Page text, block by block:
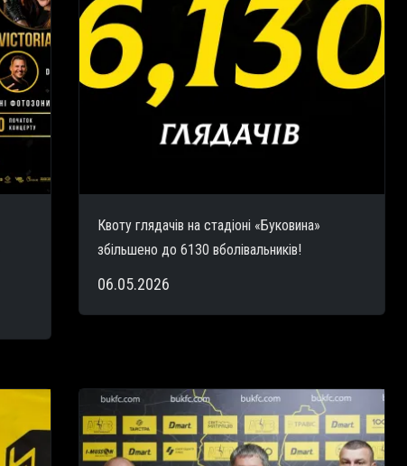
Квоту глядачів на стадіоні «Буковина»
збільшено до 6130 вболівальників!
06.05.2026